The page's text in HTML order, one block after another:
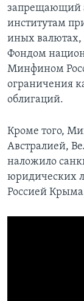
запрещающий
институтам
иных
Фондом
Минфином
ограничения
облигаций.
Кроме того,
Австралией,
наложило
юридических
Россией